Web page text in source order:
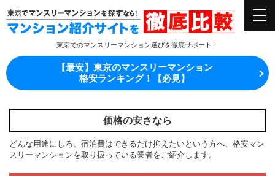
東京でのマンスリーマンション選びを徹底サポート！
【最安】東京のマンスリーマンション
格安ランキング！【必見】
価格の安さなら
どんな用途にしろ、宿泊費はできるだけ抑えたいという方へ、格安マン
スリーマンションを取り扱っている業者をご紹介します。